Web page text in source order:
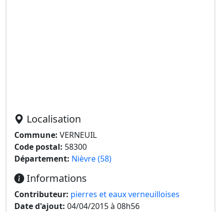
Localisation
Commune: VERNEUIL
Code postal: 58300
Département: Nièvre (58)
Informations
Contributeur: pierres et eaux verneuilloises
Date d'ajout: 04/04/2015 à 08h56